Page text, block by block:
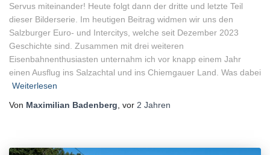
Servus miteinander! Heute folgt dann der dritte und letzte Teil
dieser Bilderserie. Im heutigen Beitrag widmen wir uns den
Salzburger Euro- und Intercitys, welche seit Dezember 2023
Geschichte sind. Zusammen mit drei weiteren
Eisenbahnenthusiasten unternahm ich vor knapp einem Jahr
einen Ausflug ins Salzachtal und ins Chiemgauer Land. Was dabei
Weiterlesen
Von Maximilian Badenberg, vor 2 Jahren